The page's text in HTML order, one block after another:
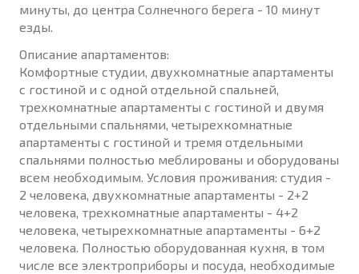
минуты, до центра Солнечного берега - 10 минут
езды.
Описание апартаментов:
Комфортные студии, двухкомнатные апартаменты
с гостиной и с одной отдельной спальней,
трехкомнатные апартаменты с гостиной и двумя
отдельными спальнями, четырехкомнатные
апартаменты с гостиной и тремя отдельными
спальнями полностью меблированы и оборудованы
всем необходимым. Условия проживания: студия -
2 человека, двухкомнатные апартаменты - 2+2
человека, трехкомнатные апартаменты - 4+2
человека, четырехкомнатные апартаменты - 6+2
человека. Полностью оборудованная кухня, в том
числе все электроприборы и посуда, необходимые